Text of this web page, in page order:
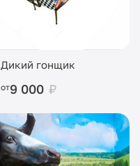
Дикий гонщик
от9 000 ₽